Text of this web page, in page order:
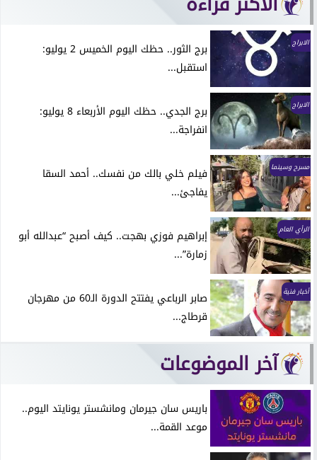
الابراج
برج الثور.. حظك اليوم الخميس 2 يوليو:
استقبل...
الابراج
برج الجدي.. حظك اليوم الأربعاء 8 يوليو:
انفراجة...
مسرح وسينما
فيلم خلي بالك من نفسك.. أحمد السقا
يفاجئ...
الرأي العام
إبراهيم فوزي بهجت.. كيف أصبح “عبدالله أبو
زمارة”...
أخبار فنية
صابر الرباعي يفتتح الدورة الـ60 من مهرجان
قرطاج...
آخر الموضوعات
باريس سان جيرمان ومانشستر يونايتد اليوم..
موعد القمة...